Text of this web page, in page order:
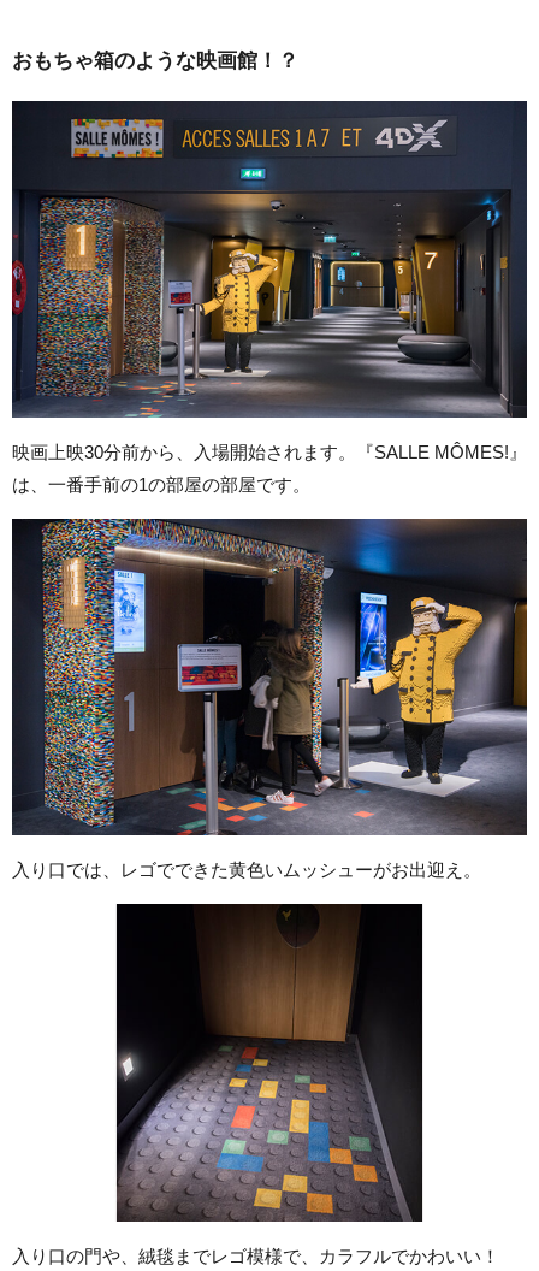
おもちゃ箱のような映画館！？
映画上映30分前から、入場開始されます。『SALLE MÔMES!』
は、一番手前の1の部屋の部屋です。
入り口では、レゴでできた黄色いムッシューがお出迎え。
入り口の門や、絨毯までレゴ模様で、カラフルでかわいい！